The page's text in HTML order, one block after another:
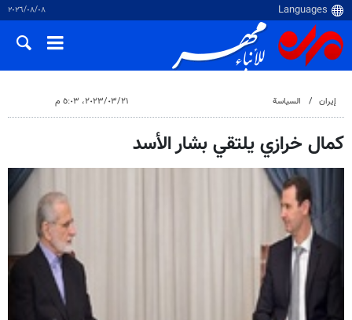
٠٨‏/٠٨‏/٢٠٢٦
إيران السياسة ٢١‏/٠٣‏/٢٠٢٣، ٥:٠٣ م
كمال خرازي یلتقي بشار الأسد